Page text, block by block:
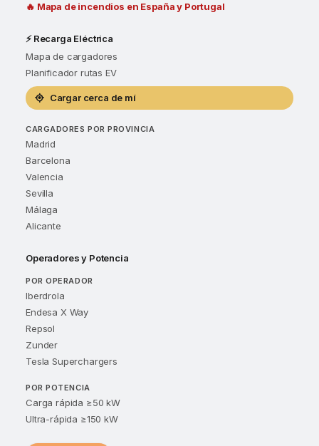
🔥 Mapa de incendios en España y Portugal
⚡ Recarga Eléctrica
Mapa de cargadores
Planificador rutas EV
Cargar cerca de mí
CARGADORES POR PROVINCIA
Madrid
Barcelona
Valencia
Sevilla
Málaga
Alicante
Operadores y Potencia
POR OPERADOR
Iberdrola
Endesa X Way
Repsol
Zunder
Tesla Superchargers
POR POTENCIA
Carga rápida ≥50 kW
Ultra-rápida ≥150 kW